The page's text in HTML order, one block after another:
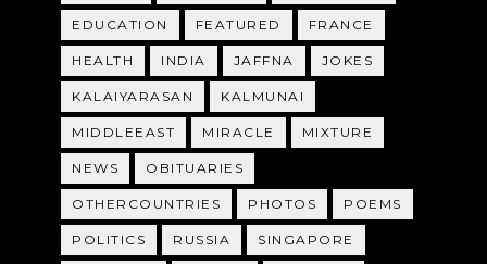
EDUCATION FEATURED FRANCE
HEALTH INDIA JAFFNA JOKES
KALAIYARASAN KALMUNAI
MIDDLEEAST MIRACLE MIXTURE
NEWS OBITUARIES
OTHERCOUNTRIES PHOTOS POEMS
POLITICS RUSSIA SINGAPORE